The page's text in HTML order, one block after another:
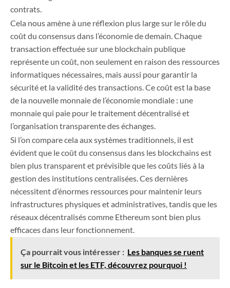
contrats.
Cela nous amène à une réflexion plus large sur le rôle du
coût du consensus dans l’économie de demain. Chaque
transaction effectuée sur une blockchain publique
représente un coût, non seulement en raison des ressources
informatiques nécessaires, mais aussi pour garantir la
sécurité et la validité des transactions. Ce coût est la base
de la nouvelle monnaie de l’économie mondiale : une
monnaie qui paie pour le traitement décentralisé et
l’organisation transparente des échanges.
Si l’on compare cela aux systèmes traditionnels, il est
évident que le coût du consensus dans les blockchains est
bien plus transparent et prévisible que les coûts liés à la
gestion des institutions centralisées. Ces dernières
nécessitent d’énormes ressources pour maintenir leurs
infrastructures physiques et administratives, tandis que les
réseaux décentralisés comme Ethereum sont bien plus
efficaces dans leur fonctionnement.
Ça pourrait vous intéresser : Les banques se ruent
sur le Bitcoin et les ETF, découvrez pourquoi !